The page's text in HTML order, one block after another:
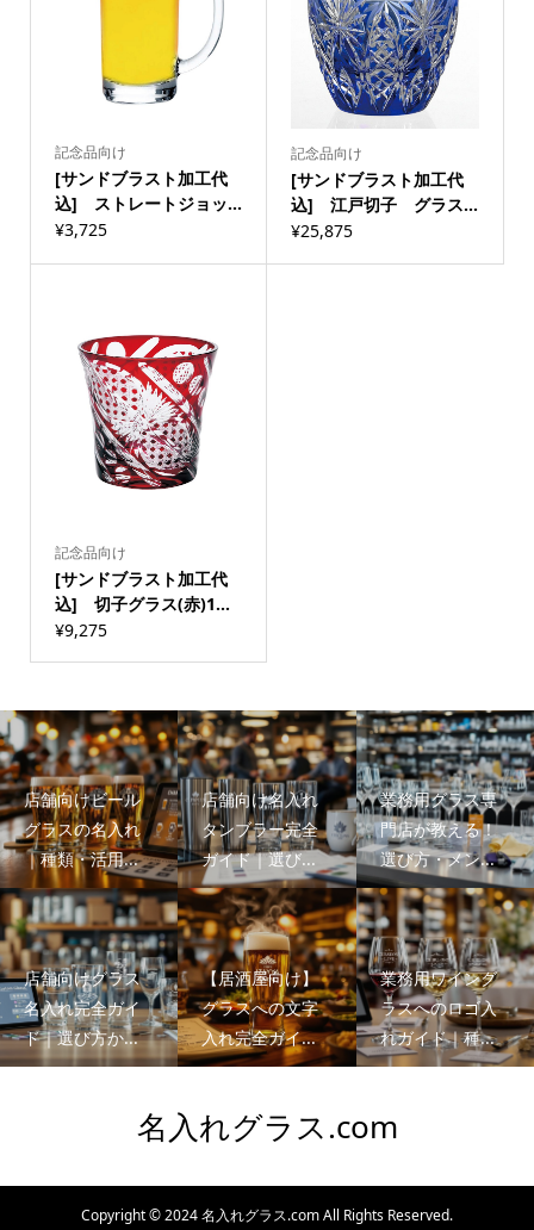
記念品向け
[サンドブラスト加工代
込] ストレートジョッ...
¥3,725
記念品向け
[サンドブラスト加工代
込] 江戸切子 グラス...
¥25,875
記念品向け
[サンドブラスト加工代
込] 切子グラス(赤)1...
¥9,275
店舗向けビール
グラスの名入れ
｜種類・活用...
店舗向け名入れ
タンブラー完全
ガイド｜選び...
業務用グラス専
門店が教える！
選び方・メン...
店舗向けグラス
名入れ完全ガイ
ド｜選び方か...
【居酒屋向け】
グラスへの文字
入れ完全ガイ...
業務用ワイング
ラスへのロゴ入
れガイド｜種...
名入れグラス.com
Copyright © 2024 名入れグラス.com All Rights Reserved.